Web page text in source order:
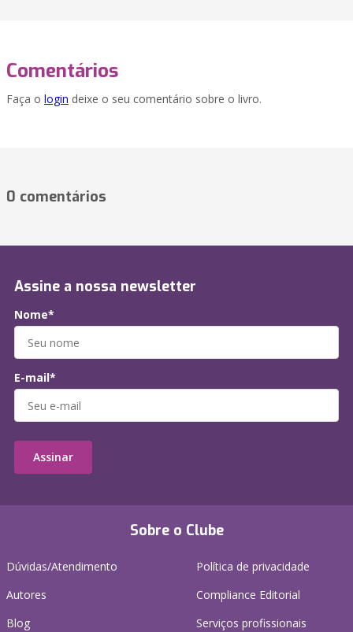
Comentários
Faça o login deixe o seu comentário sobre o livro.
0 comentários
Sobre o Clube
Dúvidas/Atendimento
Autores
Blog
Política de privacidade
Compliance Editorial
Serviços profissionais
Assine a nossa newsletter
Nome*
E-mail*
Assinar